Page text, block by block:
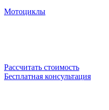
Мотоциклы
Рассчитать стоимость
Бесплатная консультация